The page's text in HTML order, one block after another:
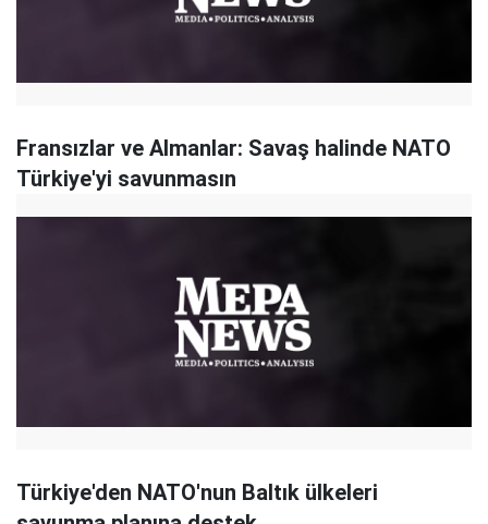
Fransızlar ve Almanlar: Savaş halinde NATO
Türkiye'yi savunmasın
Türkiye'den NATO'nun Baltık ülkeleri